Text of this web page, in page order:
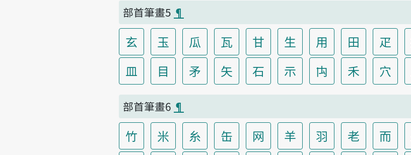
部首筆畫5 ¶
玄 玉 瓜 瓦 甘 生 用 田 疋
皿
目 矛 矢 石 示 禸 禾 穴
部首筆畫6 ¶
竹 米 糸 缶 网 羊 羽 老 而